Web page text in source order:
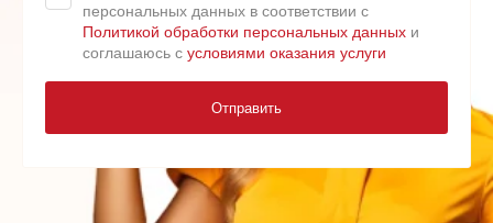
Отправить
персональных данных в соответствии с
Политикой обработки персональных данных и
соглашаюсь с условиями оказания услуги